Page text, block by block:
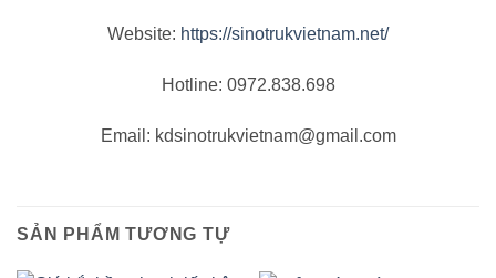
Website: https://sinotrukvietnam.net/
Hotline: 0972.838.698
Email: kdsinotrukvietnam@gmail.com
SẢN PHẨM TƯƠNG TỰ